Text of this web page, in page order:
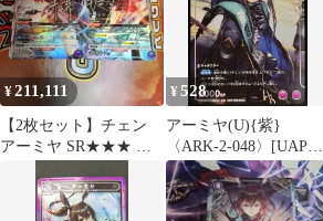
¥211,111
【2枚セット】チェン
アーミヤ SR★★★ 星3
¥528
アーミヤ(U){紫}
〈ARK-2-048〉[UAPR]
ユニアリ